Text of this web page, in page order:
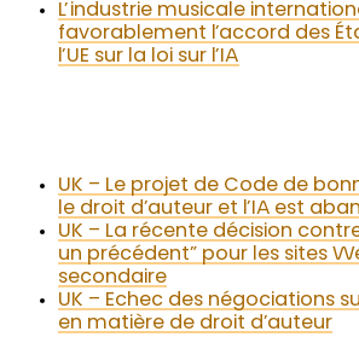
L’industrie musicale
favorablement l’accord des
l’UE sur la loi sur l’IA
UK – Le projet de Code de
le droit d’auteur et l’IA est
UK – La récente décision
un précédent” pour les sites
secondaire
UK – Echec des négociations
en matière de droit d’auteur